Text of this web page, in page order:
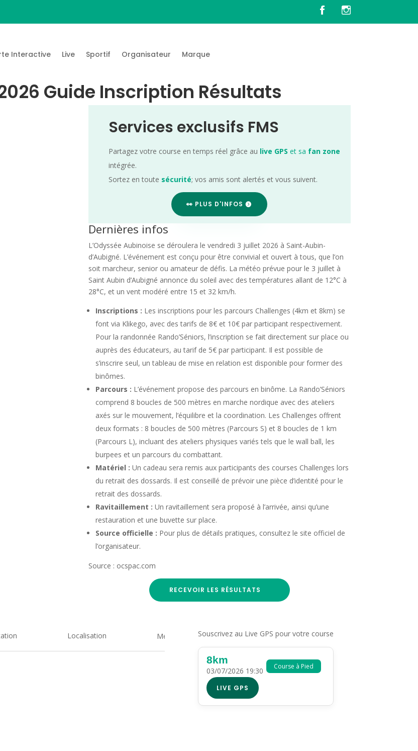
Interactive Live Sportif Organisateur Marque
Guide Inscription Résultats
Services exclusifs FMS
Partagez votre course en temps réel grâce au live GPS et sa fan zone
intégrée.
Sortez en toute sécurité; vos amis sont alertés et vous suivent.
👀 PLUS D'INFOS
Dernières infos
L’Odyssée Aubinoise se déroulera le vendredi 3 juillet 2026 à Saint-Aubin-
d’Aubigné. L’événement est conçu pour être convivial et ouvert à tous, que l’on
soit marcheur, senior ou amateur de défis. La météo prévue pour le 3 juillet à
Saint Aubin d’Aubigné annonce du soleil avec des températures allant de 12°C à
28°C, et un vent modéré entre 15 et 32 km/h.
Inscriptions : Les inscriptions pour les parcours Challenges (4km et 8km) se
font via Klikego, avec des tarifs de 8€ et 10€ par participant respectivement.
Pour la randonnée Rando’Séniors, l’inscription se fait directement sur place ou
auprès des éducateurs, au tarif de 5€ par participant. Il est possible de
s’inscrire seul, un tableau de mise en relation est disponible pour former des
binômes.
Parcours : L’événement propose des parcours en binôme. La Rando’Séniors
comprend 8 boucles de 500 mètres en marche nordique avec des ateliers
axés sur le mouvement, l’équilibre et la coordination. Les Challenges offrent
deux formats : 8 boucles de 500 mètres (Parcours S) et 8 boucles de 1 km
(Parcours L), incluant des ateliers physiques variés tels que le wall ball, les
burpees et un parcours du combattant.
Matériel : Un cadeau sera remis aux participants des courses Challenges lors
du retrait des dossards. Il est conseillé de prévoir une pièce d’identité pour le
retrait des dossards.
Ravitaillement : Un ravitaillement sera proposé à l’arrivée, ainsi qu’une
restauration et une buvette sur place.
Source officielle : Pour plus de détails pratiques, consultez le site officiel de
l’organisateur.
Source : ocspac.com
RECEVOIR LES RÉSULTATS
Localisation Medias Souscrivez au Live GPS pour votre course
Course à Pied
8km
03/07/2026 19:30
LIVE GPS